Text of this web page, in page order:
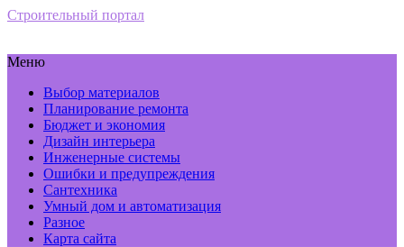
Строительный портал
Меню
Выбор материалов
Планирование ремонта
Бюджет и экономия
Дизайн интерьера
Инженерные системы
Ошибки и предупреждения
Сантехника
Умный дом и автоматизация
Разное
Карта сайта